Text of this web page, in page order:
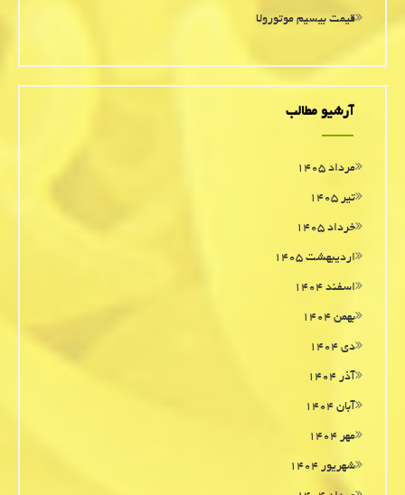
قیمت بیسیم موتورولا
آرشیو مطالب
مرداد ۱۴۰۵
تیر ۱۴۰۵
خرداد ۱۴۰۵
اردیبهشت ۱۴۰۵
اسفند ۱۴۰۴
بهمن ۱۴۰۴
دی ۱۴۰۴
آذر ۱۴۰۴
آبان ۱۴۰۴
مهر ۱۴۰۴
شهریور ۱۴۰۴